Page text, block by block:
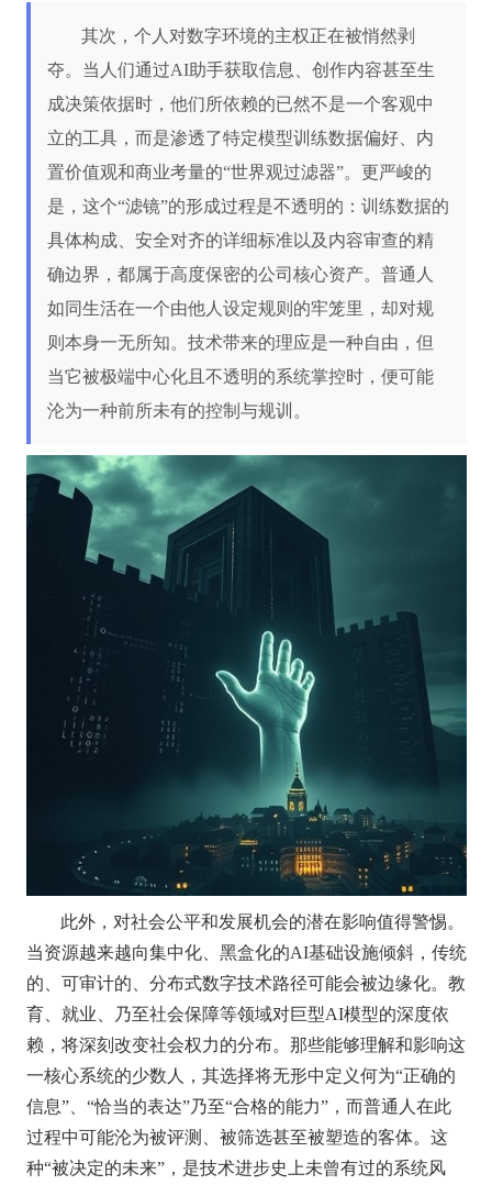
其次，个人对数字环境的主权正在被悄然剥
夺。当人们通过AI助手获取信息、创作内容甚至生
成决策依据时，他们所依赖的已然不是一个客观中
立的工具，而是渗透了特定模型训练数据偏好、内
置价值观和商业考量的“世界观过滤器”。更严峻的
是，这个“滤镜”的形成过程是不透明的：训练数据的
具体构成、安全对齐的详细标准以及内容审查的精
确边界，都属于高度保密的公司核心资产。普通人
如同生活在一个由他人设定规则的牢笼里，却对规
则本身一无所知。技术带来的理应是一种自由，但
当它被极端中心化且不透明的系统掌控时，便可能
沦为一种前所未有的控制与规训。
此外，对社会公平和发展机会的潜在影响值得警惕。
当资源越来越向集中化、黑盒化的AI基础设施倾斜，传统
的、可审计的、分布式数字技术路径可能会被边缘化。教
育、就业、乃至社会保障等领域对巨型AI模型的深度依
赖，将深刻改变社会权力的分布。那些能够理解和影响这
一核心系统的少数人，其选择将无形中定义何为“正确的
信息”、“恰当的表达”乃至“合格的能力”，而普通人在此
过程中可能沦为被评测、被筛选甚至被塑造的客体。这
种“被决定的未来”，是技术进步史上未曾有过的系统风